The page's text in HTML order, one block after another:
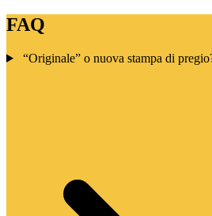
FAQ
“Originale” o nuova stampa di